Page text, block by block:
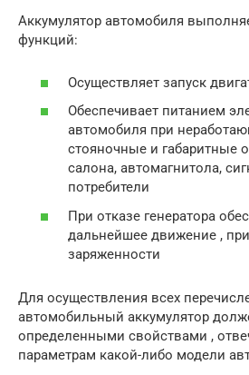
Аккумулятор автомобиля
функций:
Осуществляет запуск
Обеспечивает питанием
автомобиля при
стояночные и габаритные
салона, автомагнитола,
потребители
При отказе генератора
дальнейшее движение ,
заряженности
Для осуществления всех
автомобильный аккумулятор
определенными свойствами ,
параметрам какой-либо модели